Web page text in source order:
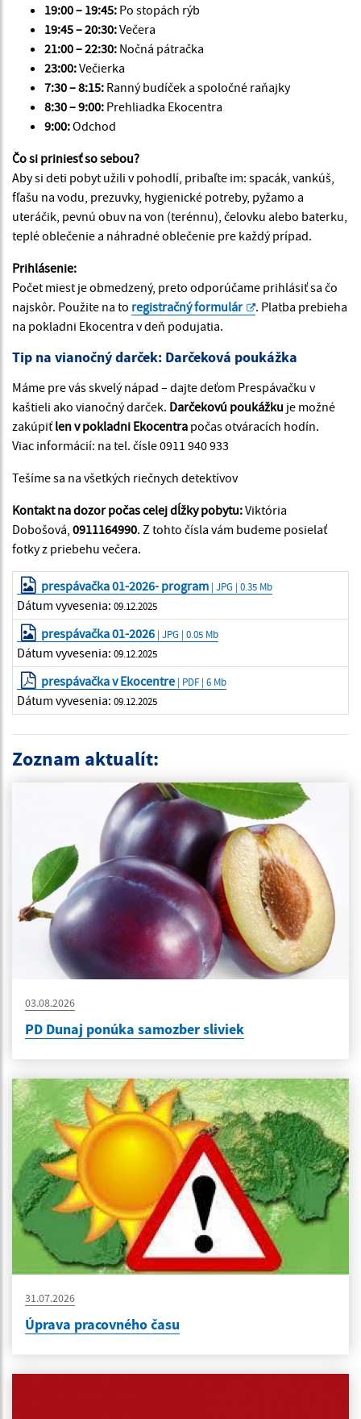
19:00 – 19:45: Po stopách rýb
19:45 – 20:30:Večera
21:00 – 22:30: Nočná pátračka
23:00:Večierka
7:30 – 8:15: Ranný budíček a spoločné raňajky
8:30 – 9:00: Prehliadka Ekocentra
9:00:Odchod
Čo si priniesť so sebou?
Aby si deti pobyt užili v pohodlí, pribaľte im: spacák, vankúš,
fľašu na vodu, prezuvky, hygienické potreby, pyžamo a
uteráčik, pevnú obuv na von (terénnu), čelovku alebo baterku,
teplé oblečenie a náhradné oblečenie pre každý prípad.
Prihlásenie:
Počet miest je obmedzený, preto odporúčame prihlásiť sa čo
najskôr. Použite na to registračný formulár
. Platba prebieha
na pokladni Ekocentra v deň podujatia.
Tip na vianočný darček: Darčeková poukážka
Máme pre vás skvelý nápad – dajte deťom Prespávačku v
kaštieli ako vianočný darček. Darčekovú poukážku je možné
zakúpiť len v pokladni Ekocentra počas otváracích hodín.
Viac informácií: na tel. čísle 0911 940 933
Tešíme sa na všetkých riečnych detektívov
Kontakt na dozor počas celej dĺžky pobytu:Viktória
Dobošová, 0911164990. Z tohto čísla vám budeme posielať
fotky z priebehu večera.
prespávačka 01-2026- program | JPG | 0.35 Mb
Dátum vyvesenia: 09.12.2025
prespávačka 01-2026 | JPG | 0.05 Mb
Dátum vyvesenia: 09.12.2025
prespávačka v Ekocentre | PDF | 6 Mb
Dátum vyvesenia: 09.12.2025
Zoznam aktualít:
03.08.2026
PD Dunaj ponúka samozber sliviek
31.07.2026
Úprava pracovného času